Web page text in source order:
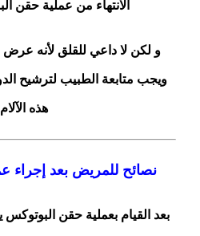
الانتهاء من عملية حقن
و لكن لا داعي للقلق لأنه
ويجب متابعة الطبيب لترشيح
هذه
نصائح للمريض بعد إجراء
بعد القيام بعملية حقن